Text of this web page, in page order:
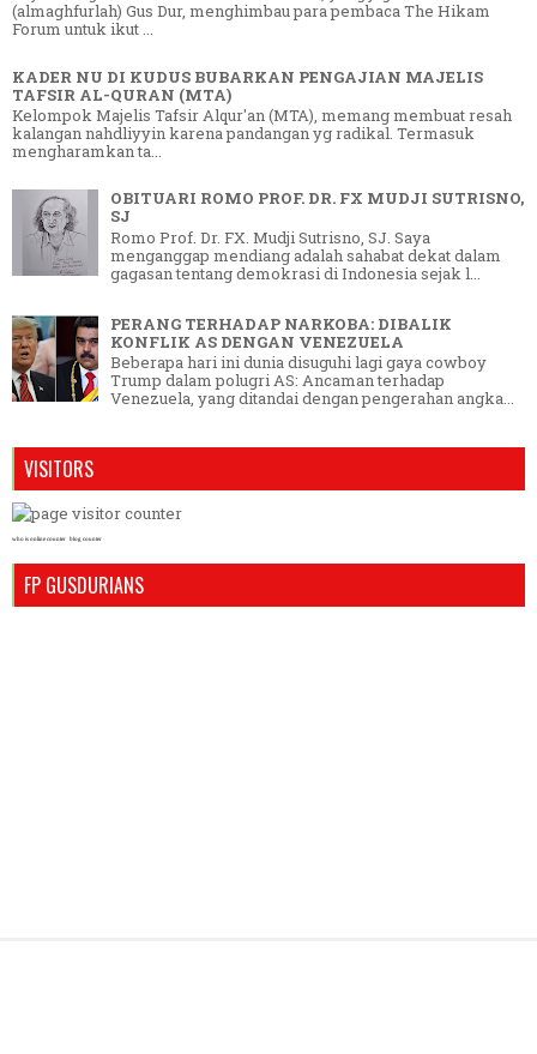
(almaghfurlah) Gus Dur, menghimbau para pembaca The Hikam
Forum untuk ikut ...
KADER NU DI KUDUS BUBARKAN PENGAJIAN MAJELIS
TAFSIR AL-QURAN (MTA)
Kelompok Majelis Tafsir Alqur'an (MTA), memang membuat resah
kalangan nahdliyyin karena pandangan yg radikal. Termasuk
mengharamkan ta...
OBITUARI ROMO PROF. DR. FX MUDJI SUTRISNO,
SJ
Romo Prof. Dr. FX. Mudji Sutrisno, SJ. Saya
menganggap mendiang adalah sahabat dekat dalam
gagasan tentang demokrasi di Indonesia sejak l...
PERANG TERHADAP NARKOBA: DIBALIK
KONFLIK AS DENGAN VENEZUELA
Beberapa hari ini dunia disuguhi lagi gaya cowboy
Trump dalam polugri AS: Ancaman terhadap
Venezuela, yang ditandai dengan pengerahan angka...
VISITORS
who is online counter blog counter
FP GUSDURIANS